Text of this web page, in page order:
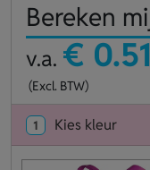
Bereken
v.a. € 0.51
(Excl. BTW)
1 Kies kleur